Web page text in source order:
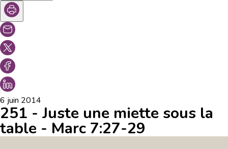
6 juin 2014
251 - Juste une miette sous la
table - Marc 7:27-29